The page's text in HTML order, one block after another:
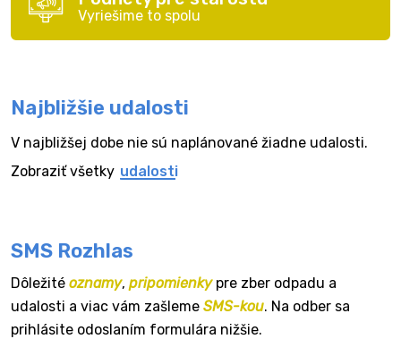
Vyriešime to spolu
Najbližšie udalosti
V najbližšej dobe nie sú naplánované žiadne udalosti.
Zobraziť všetky udalosti
SMS Rozhlas
Dôležité oznamy, pripomienkypre zber odpadu a
udalosti a viac vám zašleme SMS-kou. Na odber sa
prihlásite odoslaním formulára nižšie.